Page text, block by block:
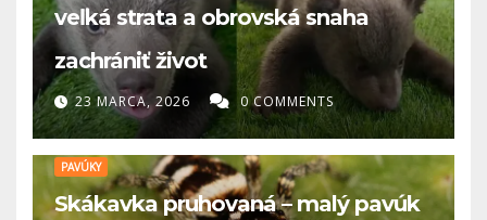
veľká strata a obrovská snaha
zachrániť život
23 MARCA, 2026 0 COMMENTS
PAVÚKY
Skákavka pruhovaná – malý pavúk